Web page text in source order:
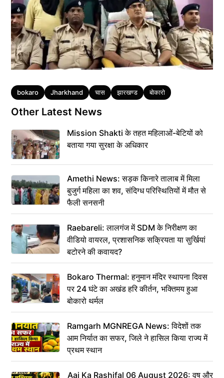
Tags
bokaro Jharkhand चास झारखण्ड बोकारो
Other Latest News
Mission Shakti के तहत महिलाओं-बेटियों को
बताया गया सुरक्षा के अधिकार
Amethi News: सड़क किनारे तालाब में मिला
बुजुर्ग महिला का शव, संदिग्ध परिस्थितियों में मौत से
फैली सनसनी
Raebareli: लालगंज में SDM के निरीक्षण का
वीडियो वायरल, प्रशासनिक सक्रियता या सुर्खियां
बटोरने की कवायद?
Bokaro Thermal: हनुमान मंदिर स्थापना दिवस
पर 24 घंटे का अखंड हरि कीर्तन, भक्तिमय हुआ
बोकारो थर्मल
Ramgarh MGNREGA News: विदेशों तक
आम निर्यात का सफर, जिले ने हासिल किया राज्य में
प्रथम स्थान
Aaj Ka Rashifal 06 August 2026: वृष और